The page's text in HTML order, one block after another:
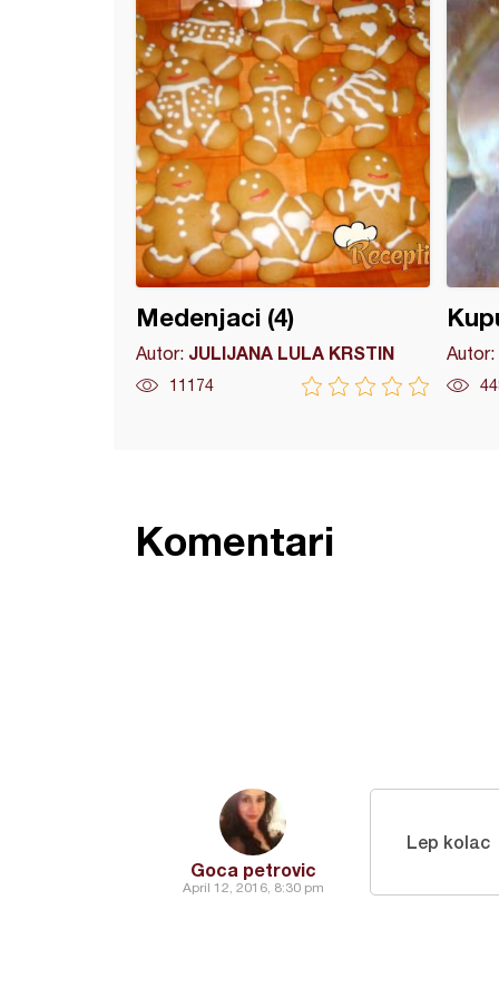
Medenjaci (4)
Autor: JULIJANA LULA KRSTIN
11174
Autor:
Komentari
Goca petrovic
April 12, 2016, 8:30 pm
Lep kolac